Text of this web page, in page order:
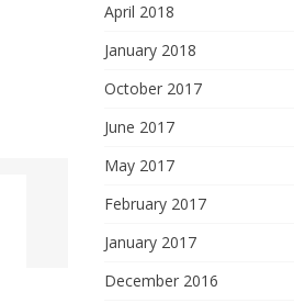
April 2018
January 2018
October 2017
June 2017
May 2017
February 2017
January 2017
December 2016